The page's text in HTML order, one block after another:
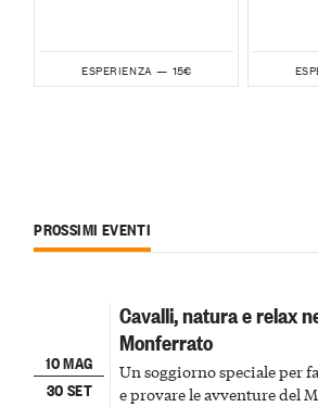
ESPERIENZA — 15€
PROSSIMI EVENTI
10 MAG
30 SET
Cavalli, natura e relax
Monferrato
Un soggiorno speciale per
e provare le avventure del